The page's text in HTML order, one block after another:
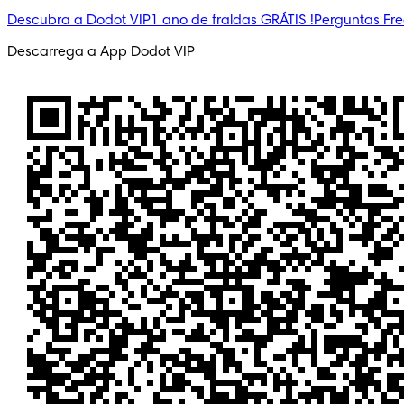
Descubra a Dodot VIP1 ano de fraldas GRÁTIS !Perguntas
Descarrega a App Dodot VIP